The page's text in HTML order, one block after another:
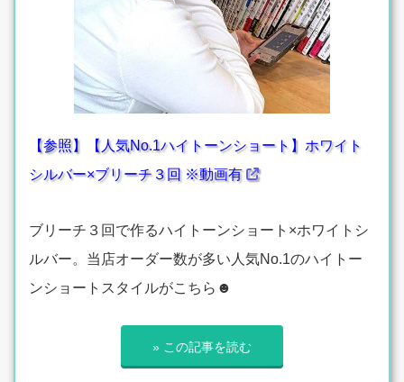
【参照】【人気No.1ハイトーンショート】ホワイト
シルバー×ブリーチ３回 ※動画有
ブリーチ３回で作るハイトーンショート×ホワイトシ
ルバー。当店オーダー数が多い人気No.1のハイトー
ンショートスタイルがこちら☻
» この記事を読む